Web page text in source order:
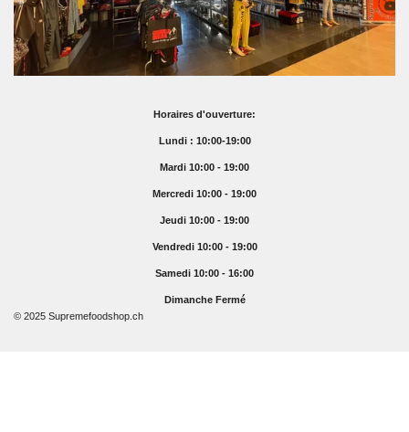
Horaires d'ouverture:
Lundi : 10:00-19:00
Mardi 10:00 - 19:00
Mercredi 10:00 - 19:00
Jeudi 10:00 - 19:00
Vendredi 10:00 - 19:00
Samedi 10:00 - 16:00
Dimanche Fermé
© 2025 Supremefoodshop.ch